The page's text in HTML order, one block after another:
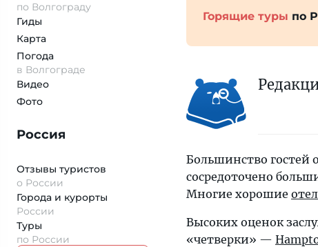
по Волгограду
Гиды
Карта
Погода
в Волгограде
Видео
Фото
Россия
Отзывы туристов
о России
Города и курорты
России
Туры
по России
Горящие туры по
Большинство гостей
сосредоточено
Многие хорошие
Высоких оценок
«четверки» —